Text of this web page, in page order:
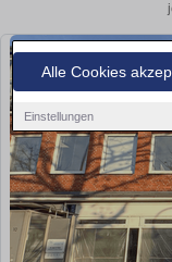
Alle Cookies
Einstellungen